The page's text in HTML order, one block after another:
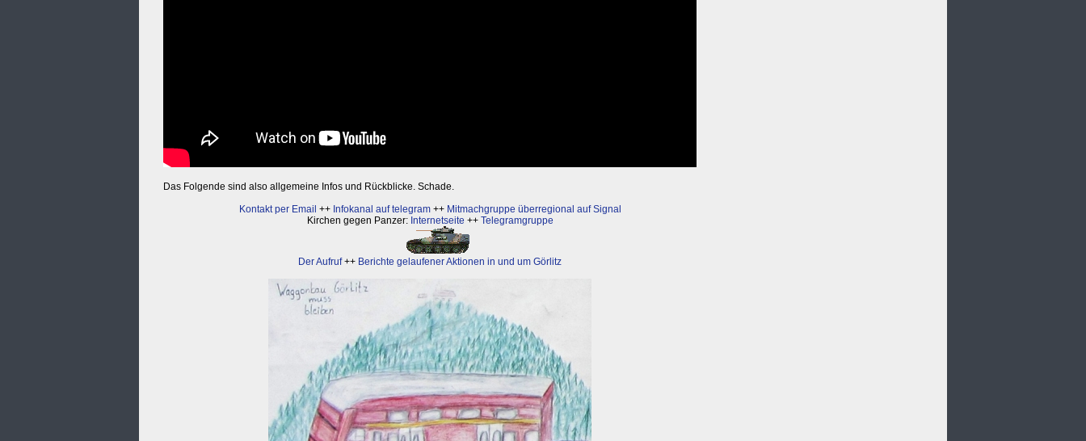
Das Folgende sind also allgemeine Infos und Rückblicke. Schade.
Kontakt per Email ++ Infokanal auf telegram++ Mitmachgruppe überregional auf Signal
Kirchen gegen Panzer: Internetseite ++ Telegramgruppe
Der Aufruf++ Berichte gelaufener Aktionen in und um Görlitz